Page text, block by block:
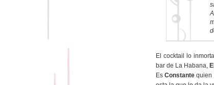
El cocktail lo
bar de La Habana,
Es Constantequien